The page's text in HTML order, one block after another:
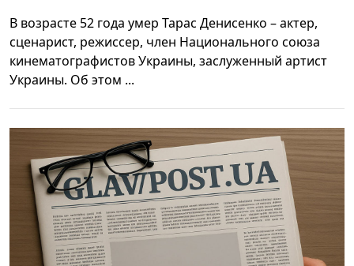
В возрасте 52 года умер Тарас Денисенко – актер,
сценарист, режиссер, член Национального союза
кинематографистов Украины, заслуженный артист
Украины. Об этом ...